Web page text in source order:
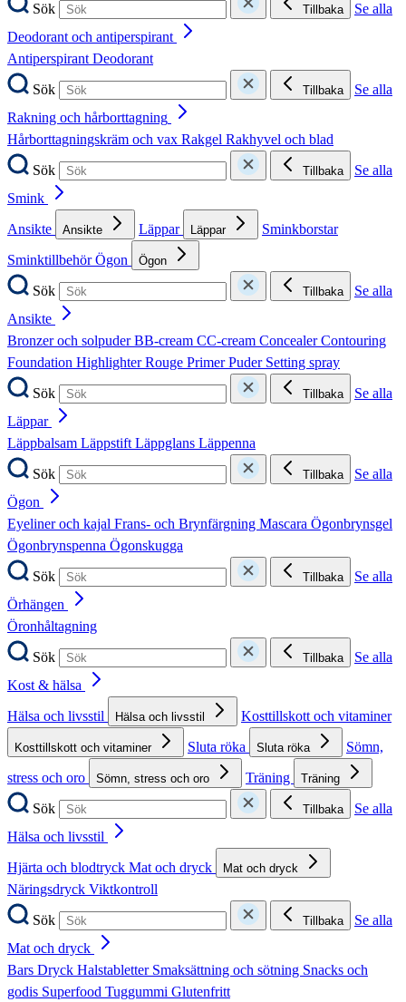
Sök
Tillbaka
Se alla
Deodorant och antiperspirant
AntiperspirantDeodorant
Sök
Tillbaka
Se alla
Rakning och hårborttagning
Hårborttagningskräm och vax Rakgel Rakhyvel och blad
Sök
Tillbaka
Se alla
Smink
Ansikte
Ansikte Läppar Läppar
Sminkborstar
SminktillbehörÖgon Ögon
Sök Tillbaka
Se alla
Ansikte
Bronzer och solpuderBB-cream CC-cream ConcealerContouring
Foundation HighlighterRouge PrimerPuder Setting spray
Sök
Tillbaka
Se alla
Läppar
Läppbalsam LäppstiftLäppglans Läppenna
Sök
Tillbaka
Se alla
Ögon
Eyeliner och kajal Frans- och Brynfärgning Mascara Ögonbrynsgel
Ögonbrynspenna Ögonskugga
Sök
Tillbaka
Se alla
Örhängen
Öronhåltagning
Sök
Tillbaka
Se alla
Kost & hälsa
Hälsa och livsstil
Hälsa och livsstil Kosttillskott och vitaminer
Kosttillskott och vitaminer Sluta röka Sluta röka
Sömn,
stress och oro
Sömn, stress och oro Träning Träning
Sök Tillbaka
Se alla
Hälsa och livsstil
Hjärta och blodtryck Mat och dryck Mat och dryck
Näringsdryck Viktkontroll
Sök
Tillbaka
Se alla
Mat och dryck
Bars Dryck Halstabletter Smaksättning och sötning Snacks och
godis Superfood Tuggummi Glutenfritt